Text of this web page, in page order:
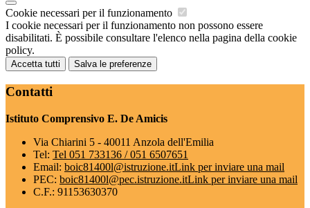
Cookie necessari per il funzionamento
I cookie necessari per il funzionamento non possono essere
disabilitati. È possibile consultare l'elenco nella pagina della cookie
policy.
Accetta tutti Salva le preferenze
Contatti
Istituto Comprensivo E. De Amicis
Via Chiarini 5 - 40011 Anzola dell'Emilia
Tel: Tel 051 733136 / 051 6507651
Email: boic81400l@istruzione.itLink per inviare una mail
PEC: boic81400l@pec.istruzione.itLink per inviare una mail
C.F.: 91153630370